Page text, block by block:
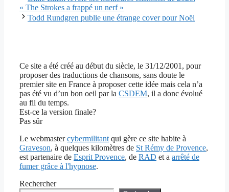
« The Strokes a frappé un nerf »
Todd Rundgren publie une étrange cover pour Noël
Ce site a été créé au début du siècle, le 31/12/2001, pour
proposer des traductions de chansons, sans doute le
premier site en France à proposer cette idée mais cela n’a
pas été vu d’un bon oeil par la CSDEM, il a donc évolué
au fil du temps.
Est-ce la version finale?
Pas sûr
Le webmastercybermilitant qui gère ce site habite à
Graveson, à quelques kilomètres de St Rémy de Provence,
est partenaire de Esprit Provence, de RAD et a arrêté de
fumer grâce à l'hypnose.
Rechercher